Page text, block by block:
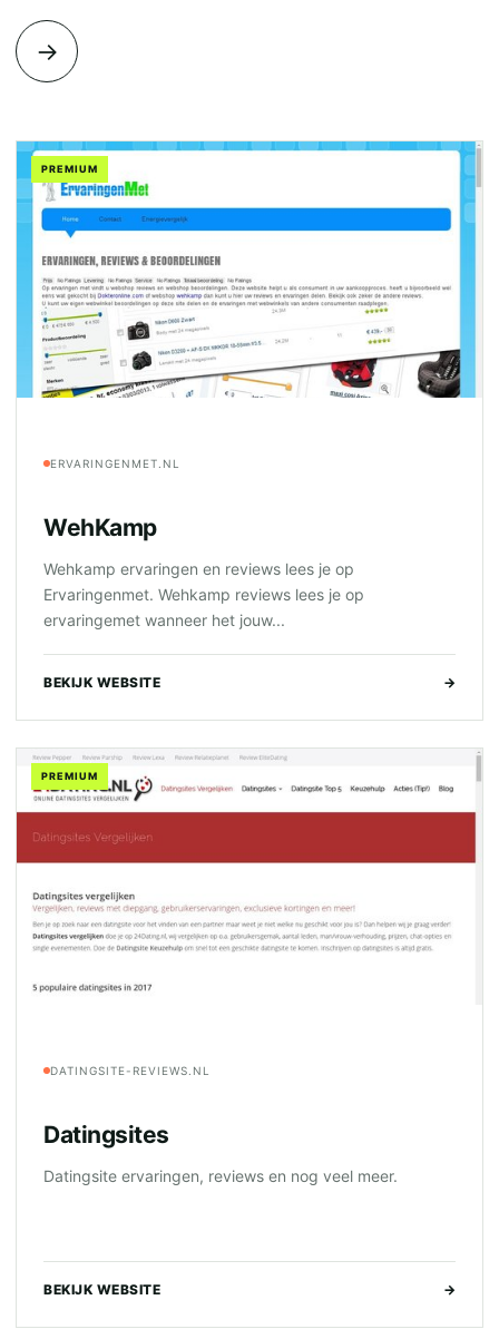
→
PREMIUM
ERVARINGENMET.NL
WehKamp
Wehkamp ervaringen en reviews lees je op
Ervaringenmet. Wehkamp reviews lees je op
ervaringemet wanneer het jouw...
BEKIJK WEBSITE →
PREMIUM
DATINGSITE-REVIEWS.NL
Datingsites
Datingsite ervaringen, reviews en nog veel meer.
BEKIJK WEBSITE →